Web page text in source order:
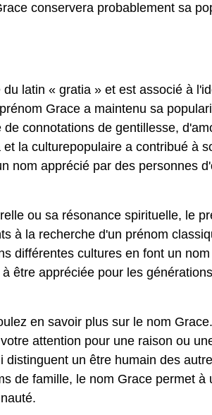
conservera probablement sa
latin « gratia » et est associé à
Grace a maintenu sa
connotations de gentillesse,
la culturepopulaire a contribué à
nom apprécié par des personnes
ou sa résonance spirituelle, le
à la recherche d'un prénom
différentes cultures en font un
être appréciée pour les
en savoir plus sur le nom
attention pour une raison ou
un être humain des
de famille, le nom Grace permet à